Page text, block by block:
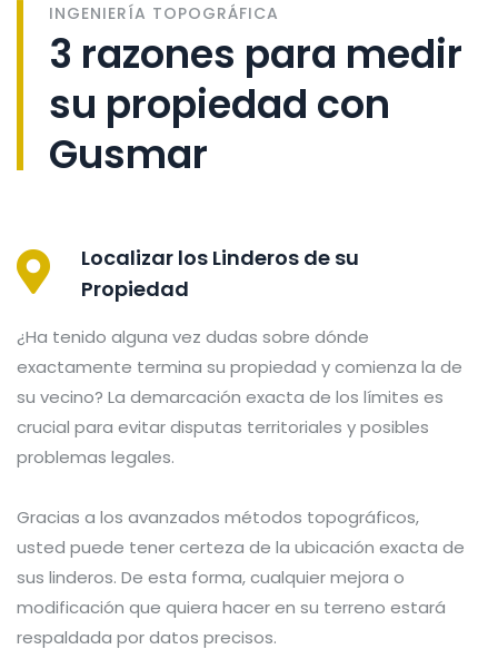
INGENIERÍA TOPOGRÁFICA
3 razones para medir
su propiedad con
Gusmar
Localizar los Linderos de su
Propiedad
¿Ha tenido alguna vez dudas sobre dónde
exactamente termina su propiedad y comienza la de
su vecino? La demarcación exacta de los límites es
crucial para evitar disputas territoriales y posibles
problemas legales.
Gracias a los avanzados métodos topográficos,
usted puede tener certeza de la ubicación exacta de
sus linderos. De esta forma, cualquier mejora o
modificación que quiera hacer en su terreno estará
respaldada por datos precisos.